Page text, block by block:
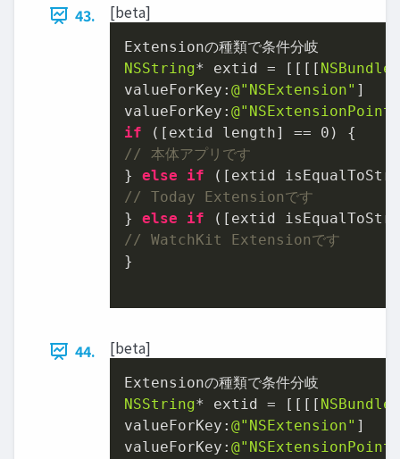
43. [beta]
NSString* extid = [[[[ NSBundle
valueForKey: @"NSExtension" ]
valueForKey:
if ([extid length] == 0
// 本体アプリです
} else if ([extid
// Today Extensionです
} else if ([extid
// WatchKit Extensionです
}
44. [beta]
NSString* extid = [[[[ NSBundle
valueForKey: @"NSExtension" ]
valueForKey: